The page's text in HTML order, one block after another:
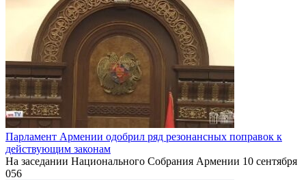
Парламент Армении одобрил ряд резонансных поправок к
действующим законам
На заседании Национального Собрания Армении 10 сентября
056